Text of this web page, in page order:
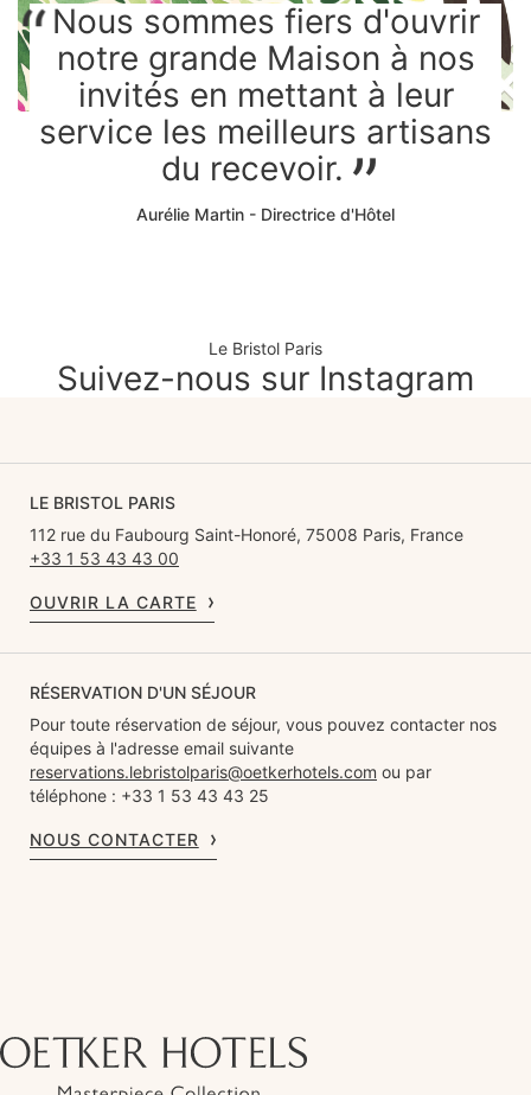
Nous sommes fiers d'ouvrir
notre grande Maison à nos
invités en mettant à leur
service les meilleurs artisans
du recevoir.
Aurélie Martin - Directrice d'Hôtel
Le Bristol Paris
Suivez-nous sur Instagram
LE BRISTOL PARIS
112 rue du Faubourg Saint-Honoré, 75008 Paris, France
+33 1 53 43 43 00
OUVRIR LA CARTE
RÉSERVATION D'UN SÉJOUR
Pour toute réservation de séjour, vous pouvez contacter nos
équipes à l'adresse email suivante
reservations.lebristolparis@oetkerhotels.com ou par
téléphone : +33 1 53 43 43 25
NOUS CONTACTER